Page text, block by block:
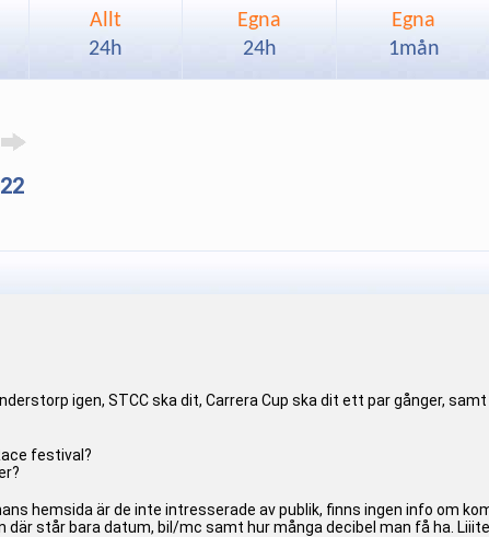
Allt
24h
Egna
24h
Egna
1mån
igen, STCC ska dit, Carrera Cup ska dit ett par gånger,
festival?
hemsida är de inte intresserade av publik, finns ingen info om
där står bara datum, bil/mc samt hur många decibel man få ha.